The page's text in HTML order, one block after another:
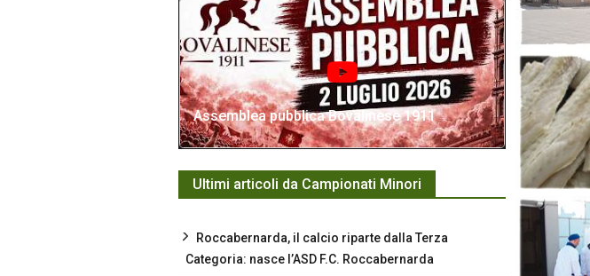
Assemblea pubblica Bovalinese 1911
Ultimi articoli da Campionati Minori
Roccabernarda, il calcio riparte dalla Terza
Categoria: nasce l’ASD F.C. Roccabernarda